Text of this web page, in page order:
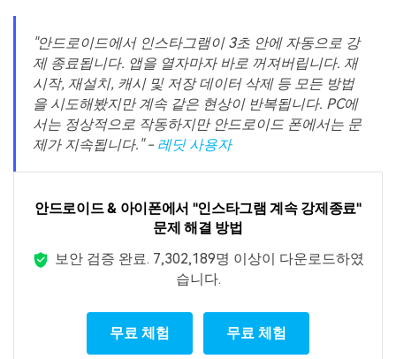
"안드로이드에서 인스타그램이 3초 안에 자동으로 강
제 종료됩니다. 앱을 열자마자 바로 꺼져버립니다. 재
시작, 재설치, 캐시 및 저장 데이터 삭제 등 모든 방법
을 시도해봤지만 계속 같은 현상이 반복됩니다. PC에
서는 정상적으로 작동하지만 안드로이드 폰에서는 문
제가 지속됩니다." - 레딧 사용자
안드로이드 & 아이폰에서 "인스타그램 계속 강제종료"
문제 해결 방법
보안 검증 완료. 7,302,189명 이상이 다운로드하였
습니다.
무료 체험 무료 체험